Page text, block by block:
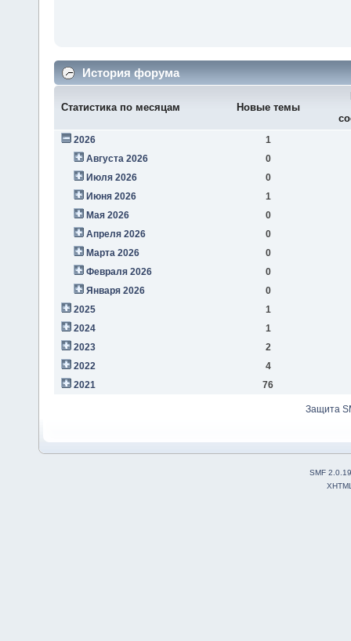
История форума
Статистика по месяцам Новые темы
2026
1
Августа 2026
0
Июля 2026
0
Июня 2026
1
Мая 2026
0
Апреля 2026
0
Марта 2026
0
Февраля 2026
0
Января 2026
0
2025
1
2024
1
2023
2
2022
4
2021
76
Защита
SMF 2.0.19